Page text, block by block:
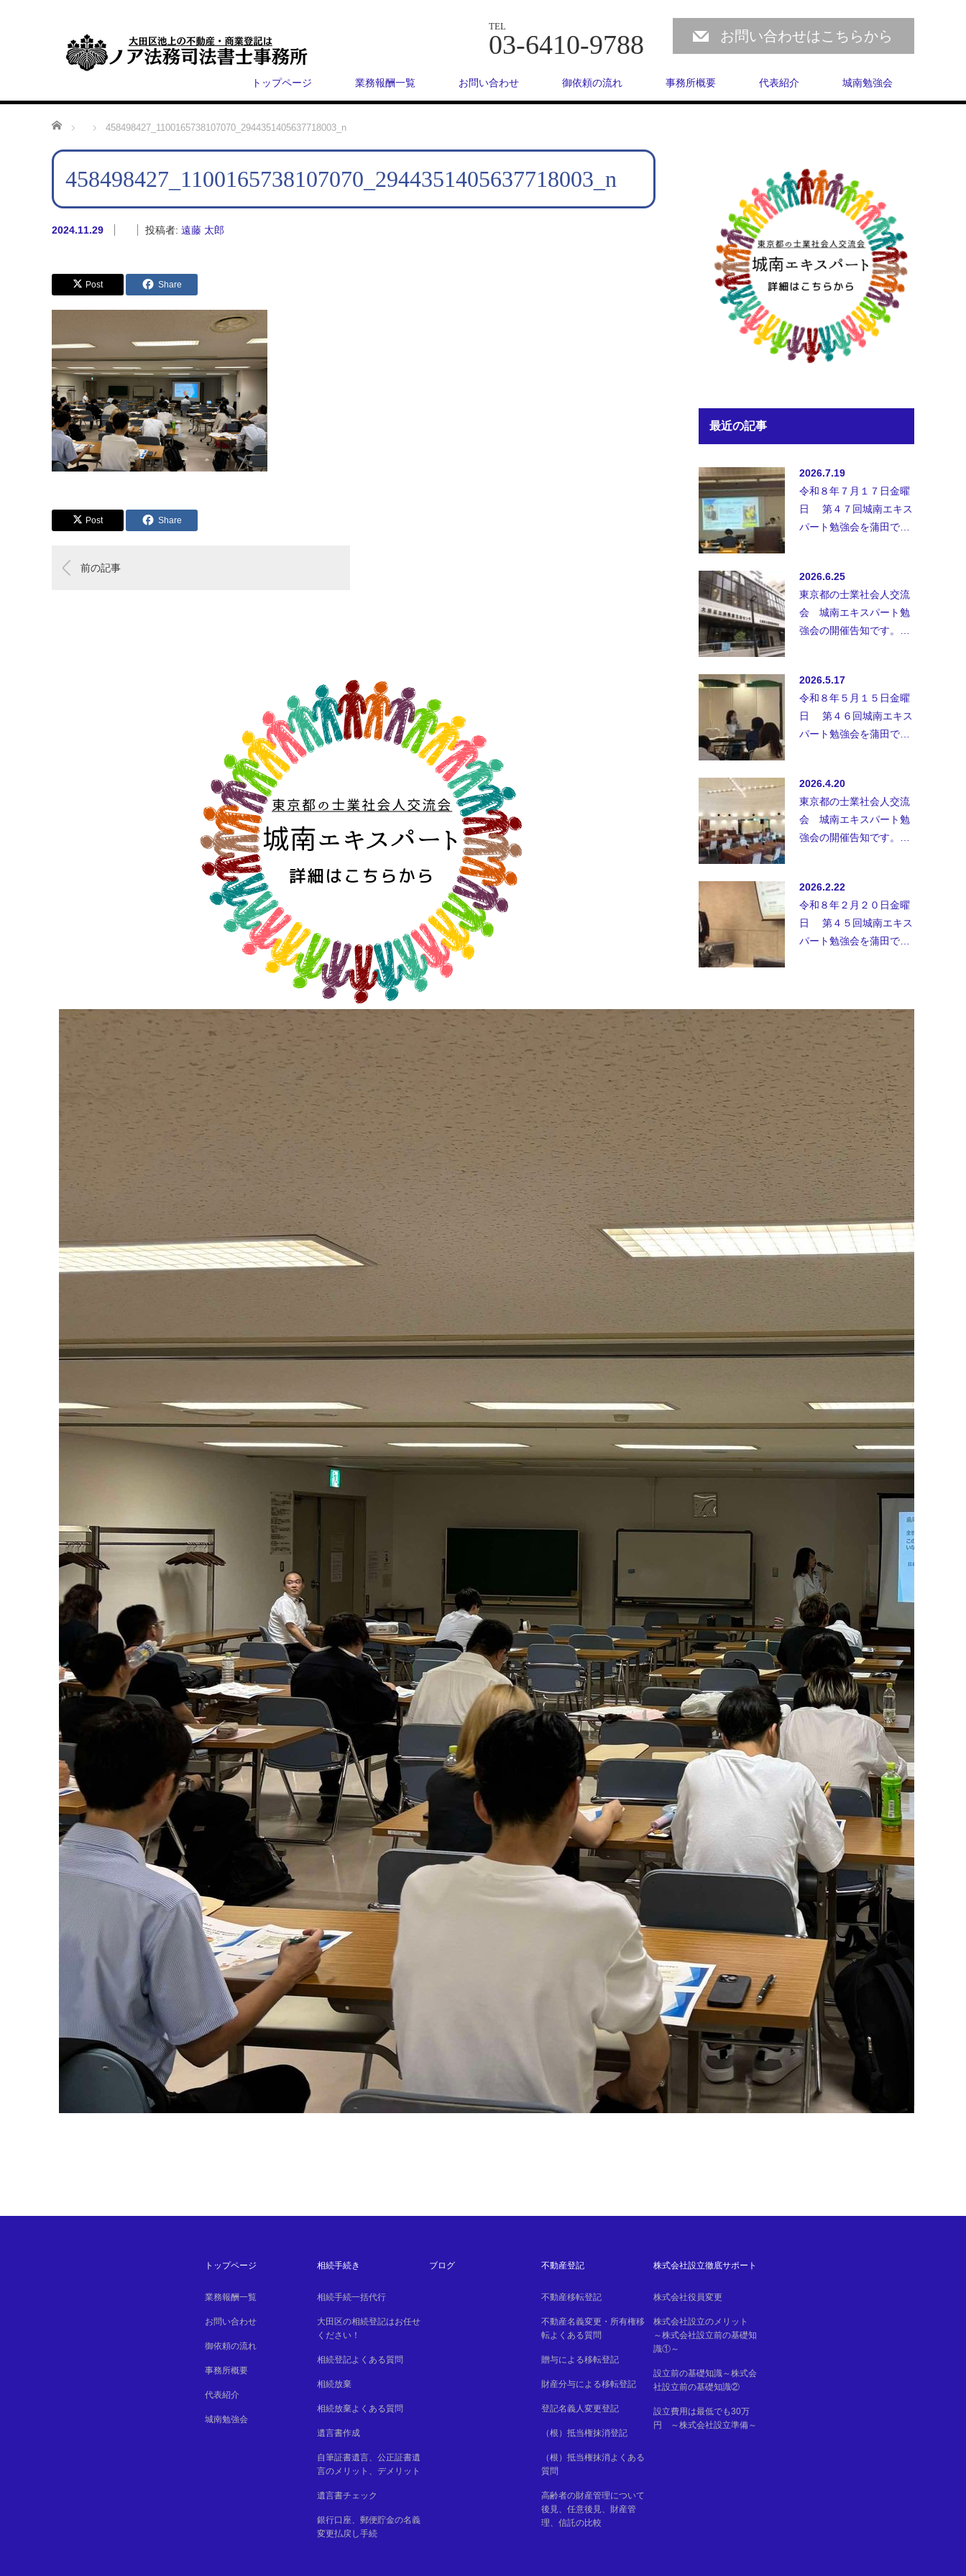
TEL
03-6410-9788 お問い合わせはこちらから
トップページ 業務報酬一覧 お問い合わせ 御依頼の流れ 事務所概要 代表紹介 城南勉強会
ホーム 458498427_1100165738107070_2944351405637718003_n
458498427_1100165738107070_2944351405637718003_n
2024.11.29 投稿者: 遠藤 太郎
Post Share
Post Share
前の記事
最近の記事
2026.7.19
令和８年７月１７日金曜
日 第４７回城南エキス
パート勉強会を蒲田で開
…
2026.6.25
東京都の士業社会人交流
会 城南エキスパート勉
強会の開催告知です。士
ておりま…
2026.5.17
令和８年５月１５日金曜
日 第４６回城南エキス
パート勉強会を蒲田で開
ル 定…
2026.4.20
東京都の士業社会人交流
会 城南エキスパート勉
強会の開催告知です。士
ておりま…
2026.2.22
令和８年２月２０日金曜
日 第４５回城南エキス
パート勉強会を蒲田で開
トップページ
業務報酬一覧
お問い合わせ
御依頼の流れ
事務所概要
代表紹介
城南勉強会
相続手続き
相続手続一括代行
大田区の相続登記はお任せ
ください！
相続登記よくある質問
相続放棄
相続放棄よくある質問
遺言書作成
自筆証書遺言、公正証書遺
言のメリット、デメリット
遺言書チェック
銀行口座、郵便貯金の名義
変更払戻し手続
ブログ 不動産登記
不動産移転登記
不動産名義変更・所有権移
転よくある質問
贈与による移転登記
財産分与による移転登記
登記名義人変更登記
（根）抵当権抹消登記
（根）抵当権抹消よくある
質問
高齢者の財産管理について
後見、任意後見、財産管
理、信託の比較
株式会社設立徹底サポート
株式会社役員変更
株式会社設立のメリット
～株式会社設立前の基礎知
識①～
設立前の基礎知識～株式会
社設立前の基礎知識②
設立費用は最低でも30万
円 ～株式会社設立準備～